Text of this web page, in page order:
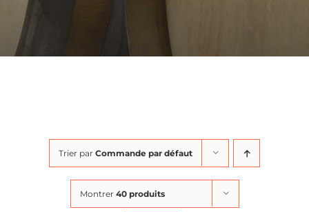
Trier par Commande par défaut
Montrer 40 produits